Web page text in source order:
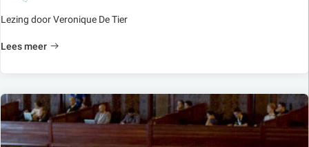
Lezing door Veronique De Tier
Lees meer